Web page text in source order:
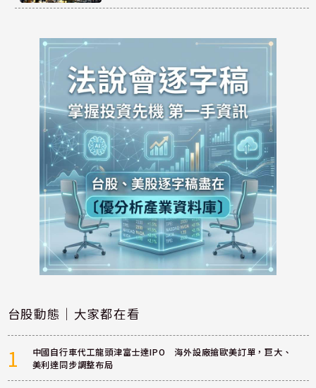
台股動態｜大家都在看
1
中國自行車代工龍頭津富士達IPO 海外設廠搶歐美訂單，巨大、
美利達同步調整布局